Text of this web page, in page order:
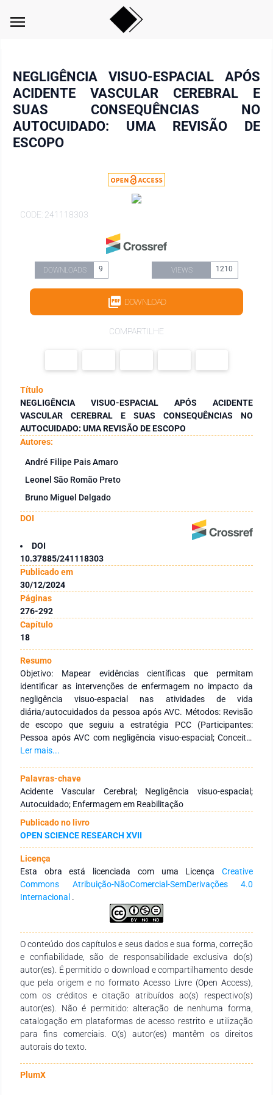
menu
NEGLIGÊNCIA VISUO-ESPACIAL APÓS
ACIDENTE VASCULAR CEREBRAL E
SUAS CONSEQUÊNCIAS NO
AUTOCUIDADO: UMA REVISÃO DE
ESCOPO
CODE: 241118303
DOWNLOADS 9 VIEWS 1210
DOWNLOAD
COMPARTILHE
Título
NEGLIGÊNCIA VISUO-ESPACIAL APÓS ACIDENTE
VASCULAR CEREBRAL E SUAS CONSEQUÊNCIAS NO
AUTOCUIDADO: UMA REVISÃO DE ESCOPO
Autores:
André Filipe Pais Amaro
Leonel São Romão Preto
Bruno Miguel Delgado
DOI
DOI
10.37885/241118303
Publicado em
30/12/2024
Páginas
276-292
Capítulo
18
Resumo
Objetivo: Mapear evidências científicas que permitam
identificar as intervenções de enfermagem no impacto da
negligência visuo-espacial nas atividades de vida
diária/autocuidados da pessoa após AVC. Métodos: Revisão
de escopo que seguiu a estratégia PCC (Participantes:
Pessoa após AVC com negligência visuo-espacial; Conceito:
Intervenções de enfermagem nas atividades de vida
recomendações do Preferred Reporting Items for Systematic
Reviews and Meta-Analyses para Scoping Reviews (PRISMA-
ScR), conforme as diretrizes do JBI. A pesquisa foi conduzida
nas bases de dados PubMed, CINAHL Complete, Repositório
Científico de Acesso Aberto de Portugal (RCAAP) e Web of
Science, sem restrições temporais. Resultados: As principais
abordagens de intervenção são o treino funcional, a
estimulação sensorial, o treino de estratégias e repetição de
tarefas. Conclusão: Os resultados destacam a necessidade
de intervenções que promovam a reabilitação da negligência
visuo-espacial em sobreviventes de AVC, visando maior
independência nas atividades de vida diária. Essas limitações
ativação do membro superior contralateral à lesão cerebral,
exercícios percetivos (leitura, cópia e tarefas com papel e
caneta) e abordagens inovadoras, como a realidade virtual. A
reabilitação implica programas multidisciplinares, nos quais o
Enfermeiro Especialista em Enfermagem de Reabilitação
desempenha um papel central.
Ler mais...
Palavras-chave
Acidente Vascular Cerebral; Negligência visuo-espacial;
Autocuidado; Enfermagem em Reabilitação
Publicado no livro
OPEN SCIENCE RESEARCH XVII
Licença
Esta obra está licenciada com uma Licença Creative
Commons Atribuição-NãoComercial-SemDerivações 4.0
Internacional .
O conteúdo dos capítulos e seus dados e sua forma, correção
e confiabilidade, são de responsabilidade exclusiva do(s)
autor(es). É permitido o download e compartilhamento desde
que pela origem e no formato Acesso Livre (Open Access),
com os créditos e citação atribuídos ao(s) respectivo(s)
autor(es). Não é permitido: alteração de nenhuma forma,
catalogação em plataformas de acesso restrito e utilização
para fins comerciais. O(s) autor(es) mantêm os direitos
autorais do texto.
PlumX